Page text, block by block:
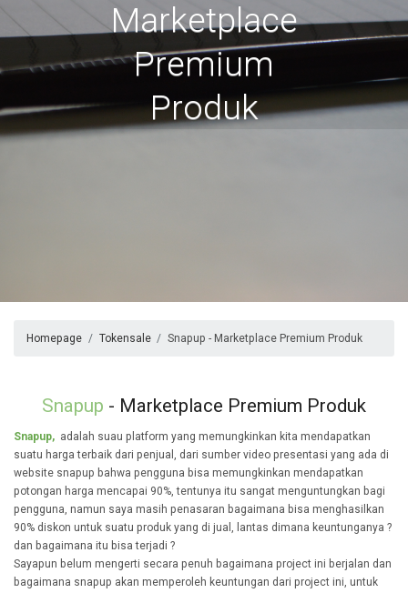
Marketplace
Premium
Produk
Homepage Tokensale Snapup - Marketplace Premium Produk
Snapup - Marketplace Premium Produk
Snapup, adalah suau platform yang memungkinkan kita mendapatkan
suatu harga terbaik dari penjual, dari sumber video presentasi yang ada di
website snapup bahwa pengguna bisa memungkinkan mendapatkan
potongan harga mencapai 90%, tentunya itu sangat menguntungkan bagi
pengguna, namun saya masih penasaran bagaimana bisa menghasilkan
90% diskon untuk suatu produk yang di jual, lantas dimana keuntunganya ?
dan bagaimana itu bisa terjadi ?
Sayapun belum mengerti secara penuh bagaimana project ini berjalan dan
bagaimana snapup akan memperoleh keuntungan dari project ini, untuk